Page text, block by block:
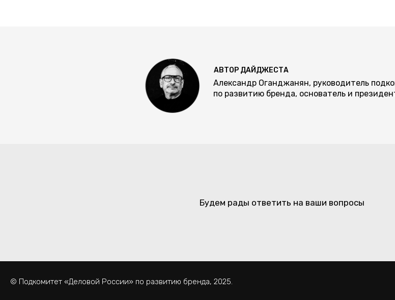
АВТОР ДАЙДЖЕСТА
Александр Оганджанян, руководитель
по развитию бренда, основатель и
Будем рады ответить на ваши вопросы
© Подкомитет «Деловой России» по развитию бренда, 2025.